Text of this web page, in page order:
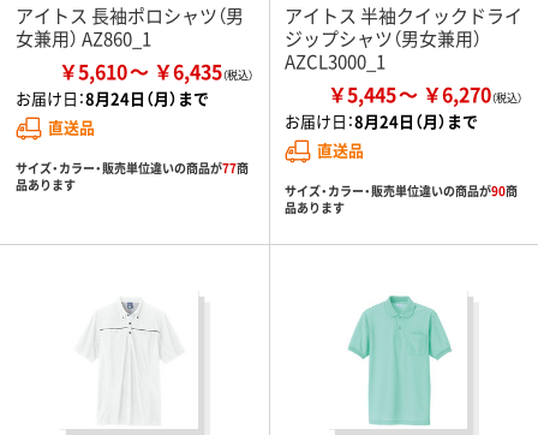
アイトス 長袖ポロシャツ（男
女兼用） AZ860_1
￥5,610 ￥6,435
お届け日：8月24日（月）まで
直送品
サイズ・カラー・販売単位違いの商品が77商
品あります
アイトス 半袖クイックドライ
ジップシャツ（男女兼用）
AZCL3000_1
￥5,445 ￥6,270
お届け日：8月24日（月）まで
直送品
サイズ・カラー・販売単位違いの商品が90商
品あります